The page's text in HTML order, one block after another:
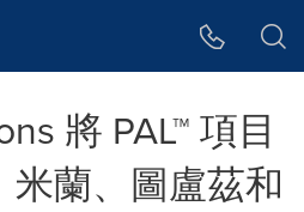
將 PAL™ 項目
蘭、圖盧茲和